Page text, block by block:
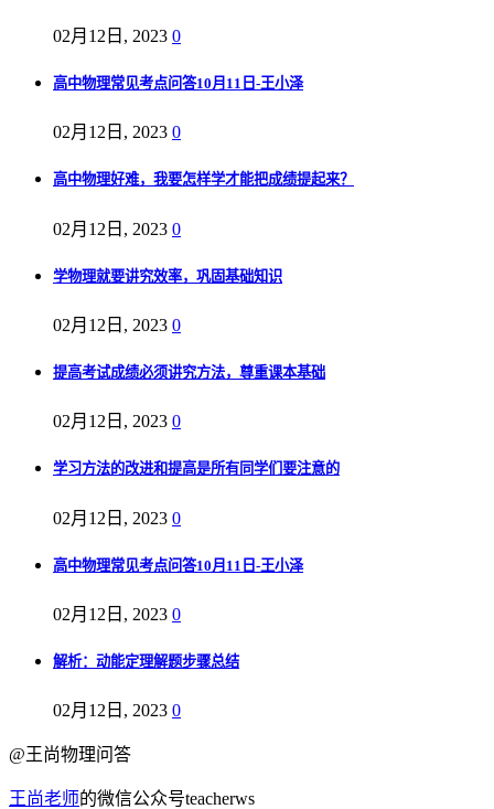
02月12日, 2023 0
高中物理常见考点问答10月11日-王小泽
02月12日, 2023 0
高中物理好难，我要怎样学才能把成绩提起来？
02月12日, 2023 0
学物理就要讲究效率，巩固基础知识
02月12日, 2023 0
提高考试成绩必须讲究方法，尊重课本基础
02月12日, 2023 0
学习方法的改进和提高是所有同学们要注意的
02月12日, 2023 0
高中物理常见考点问答10月11日-王小泽
02月12日, 2023 0
解析：动能定理解题步骤总结
02月12日, 2023 0
@王尚物理问答
王尚老师的微信公众号teacherws